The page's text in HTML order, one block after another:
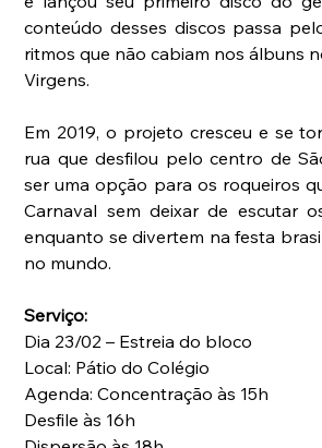
conteúdo desses discos passa
ritmos que não cabiam nos álbuns
Virgens.
Em 2019, o projeto cresceu e se
rua que desfilou pelo centro de
ser uma opção para os roqueiros
Carnaval sem deixar de escutar
enquanto se divertem na festa
no mundo.
Serviço:
Dia 23/02 – Estreia do bloco
Local: Pátio do Colégio
Agenda: Concentração às 15h
Desfile às 16h